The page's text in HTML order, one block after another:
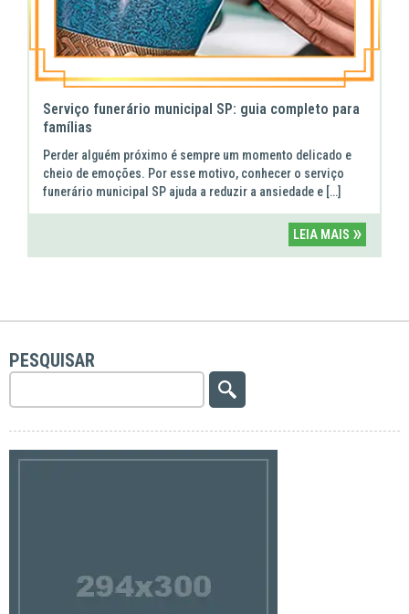
Serviço funerário municipal SP: guia completo para
famílias
Perder alguém próximo é sempre um momento delicado e
cheio de emoções. Por esse motivo, conhecer o serviço
funerário municipal SP ajuda a reduzir a ansiedade e […]
LEIA MAIS »
PESQUISAR